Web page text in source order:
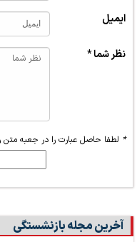
ایمیل
نظر شما *
* لطفا حاصل عبارت را در جعبه متن
آخرین مجله بازنشستگی